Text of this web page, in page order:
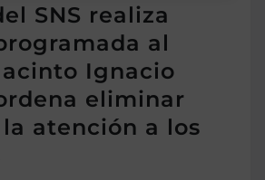
SNS realiza
al
Ignacio
eliminar
atención a los